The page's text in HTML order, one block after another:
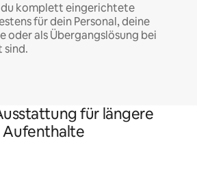
komplett eingerichtete
für dein Personal, deine
oder als Übergangslösung bei
sind.
für längere
Aufenthalte